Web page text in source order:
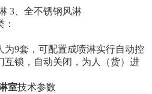
3、全不锈钢风淋
9套，可配置成喷淋实行自动控
互锁，自动关闭，为人（货）进
室技术参数